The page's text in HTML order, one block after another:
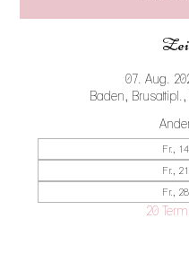
07. Aug.
Baden,
Fr.,
Fr.,
Fr.,
20